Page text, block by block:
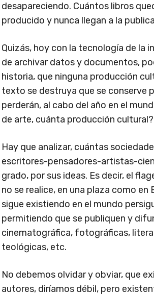
desapareciendo. Cuántos libros
producido y nunca llegan a la
Quizás, hoy con la tecnología de la
de archivar datos y documentos,
historia, que ninguna producción
texto se destruya que se conserve
perderán, al cabo del año en el
de arte, cuánta producción cultural?
Hay que analizar, cuántas
escritores-pensadores-artistas-
grado, por sus ideas. Es decir, el
no se realice, en una plaza como
sigue existiendo en el mundo
permitiendo que se publiquen y
cinematográfica, fotográficas,
teológicas, etc.
No debemos olvidar y obviar, que
autores, diríamos débil, pero